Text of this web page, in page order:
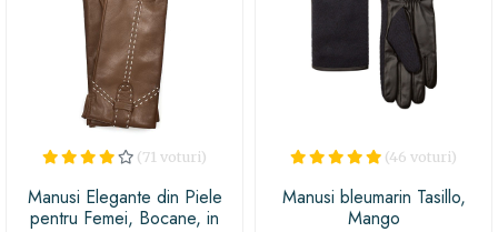
(71 voturi)
Manusi Elegante din Piele
pentru Femei, Bocane, in
(46 voturi)
Manusi bleumarin Tasillo,
Mango